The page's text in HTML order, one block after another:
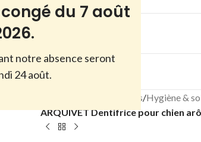
du 7 août
notre absence seront
24 août.
GASPI
Chiens/Hygiène &
ARQUIVET Dentifrice pour chien